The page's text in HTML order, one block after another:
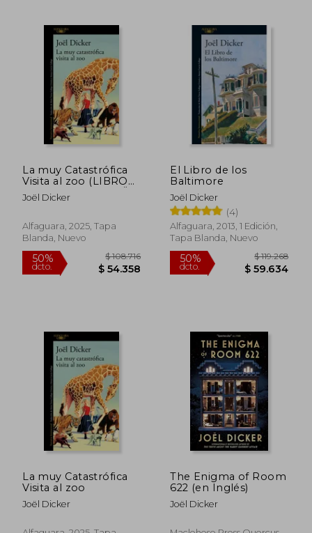
40%
dcto.
40%
dcto.
dcto.
$ 80.480
$ 48.288
55%
dcto.
La muy Catastrófica
Visita al zoo (LIBRO
FIRMADO POR JOËL
DICKER)
Joël Dicker
Alfaguara, 2025, Tapa
Blanda, Nuevo
El Libro de los
Baltimore
Joël Dicker
(4)
Alfaguara, 2013, 1 Edición,
Tapa Blanda, Nuevo
La muy Catastrófica
Visita al zoo
Joël Dicker
The Enigma of Room
622 (en Inglés)
Joël Dicker